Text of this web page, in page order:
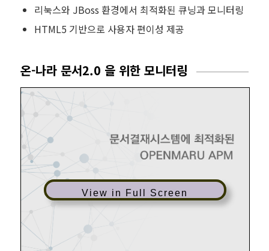
리눅스와 JBoss 환경에서 최적화된 큐닝과 모니터링
HTML5 기반으로 사용자 편이성 제공
온-나라 문서2.0 을 위한 모니터링
View in Full Screen